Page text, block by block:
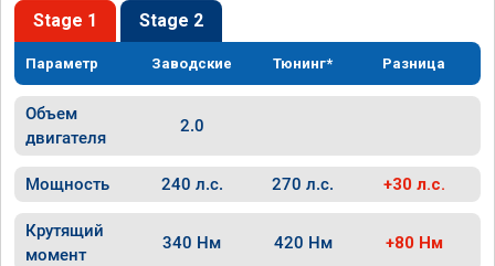
Stage 1 Stage 2
Параметр Заводские Тюнинг* Разница
Объем
двигателя
2.0
Мощность 240 л.с. 270 л.с. +30 л.с.
Крутящий
момент
340 Нм 420 Нм +80 Нм